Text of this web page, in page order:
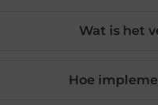
Wat is het
Hoe